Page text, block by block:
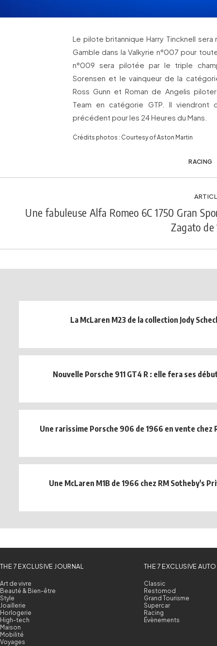
Le pilote britannique Harry Tincknell
Gamble dans la Valkyrie n°007 pour
n°009 sera pilotée par le triple
Sorensen et le vainqueur de la
Ross Gunn et Roman de Angelis
Team en catégorie GTP. Il viendront
précédent pour les 24 Heures du Mans.
Crédits photos : Courtesy of Aston Martin
RACING
Une fabuleuse Alfa Romeo 6C 1750 Gran
Zagato de
La McLaren M23 de la collection Jody
Nouvelle Porsche 911 GT4 R : elle fera ses
Une rarissime Porsche 906 de 1966 en vente chez
Une McLaren M1B de 1966 chez RM Sotheby's
THE 7 EXCLUSIVE JOURNAL
Art de vivre
Beauté & Bien-être
Style
Joaillerie
Horlogerie
High-tech
Maison
Mobilité
Voyages
THE 7 EXCLUSIVE AUTO
Classic
Restomod
Grand Tourisme
Supercar
Racing
Évènements